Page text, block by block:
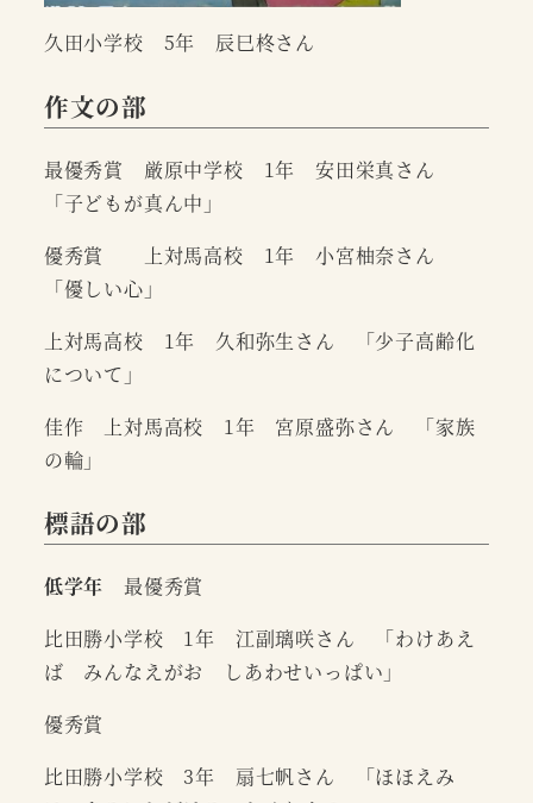
久田小学校 5年 辰巳柊さん
作文の部
最優秀賞 厳原中学校 1年 安田栄真さん
「子どもが真ん中」
優秀賞 上対馬高校 1年 小宮柚奈さん
「優しい心」
上対馬高校 1年 久和弥生さん 「少子高齢化
について」
佳作 上対馬高校 1年 宮原盛弥さん 「家族
の輪」
標語の部
低学年 最優秀賞
比田勝小学校 1年 江副璃咲さん 「わけあえ
ば みんなえがお しあわせいっぱい」
優秀賞
比田勝小学校 3年 扇七帆さん 「ほほえみ